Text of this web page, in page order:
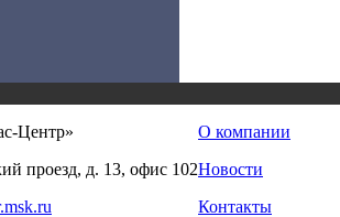
Центр»
проезд, д. 13, офис 102
О компании
Новости
Контакты